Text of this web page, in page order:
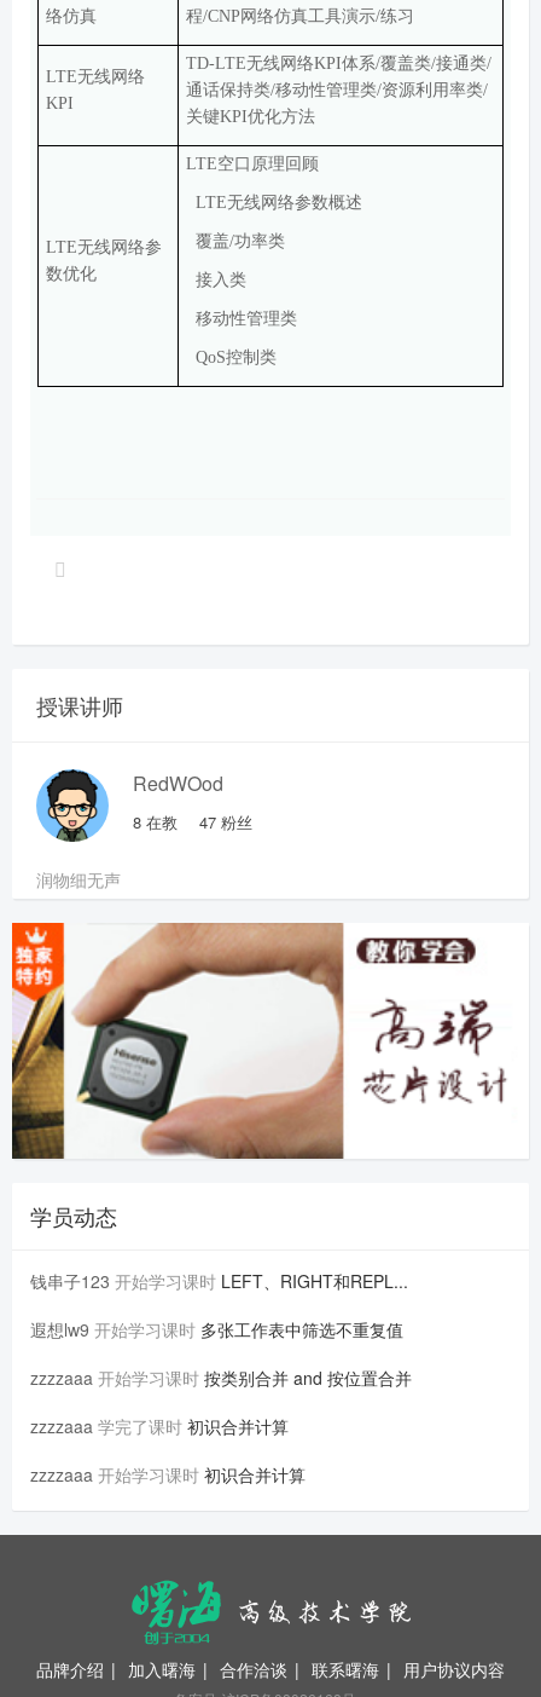
络仿真
程/CNP 网络仿真工具演示/练习
LTE无线网络
KPI
TD-LTE无线网络KPI体系/覆盖类/接通类/
通话保持类/移动性管理类/资源利用率类/
关键KPI优化方法
LTE无线网络参
数优化
LTE空口原理回顾
LTE无线网络参数概述
覆盖/功率类
接入类
移动性管理类
QoS控制类
授课讲师
RedWOod
8 在教 47 粉丝
润物细无声
学员动态
钱串子123 开始学习课时 LEFT、RIGHT和REPL...
遐想lw9 开始学习课时 多张工作表中筛选不重复值
zzzzaaa 开始学习课时 按类别合并 and 按位置合并
zzzzaaa 学完了课时 初识合并计算
zzzzaaa 开始学习课时 初识合并计算
品牌介绍 | 加入曙海 | 合作洽谈 | 联系曙海 | 用户协议内容